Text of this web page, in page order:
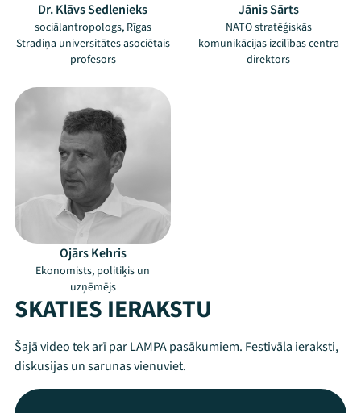
Mana programma
Dr. Klāvs Sedlenieks
sociālantropologs, Rīgas
Stradiņa universitātes asociētais
profesors
Jānis Sārts
NATO stratēģiskās
komunikācijas izcilības centra
direktors
Ojārs Kehris
Ekonomists, politiķis un
uzņēmējs
SKATIES IERAKSTU
Šajā video tek arī par LAMPA pasākumiem. Festivāla ieraksti,
diskusijas un sarunas vienuviet.